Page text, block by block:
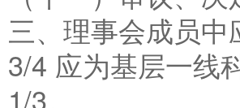
三、理事会成员
3/4 应为基层一线
1/3。